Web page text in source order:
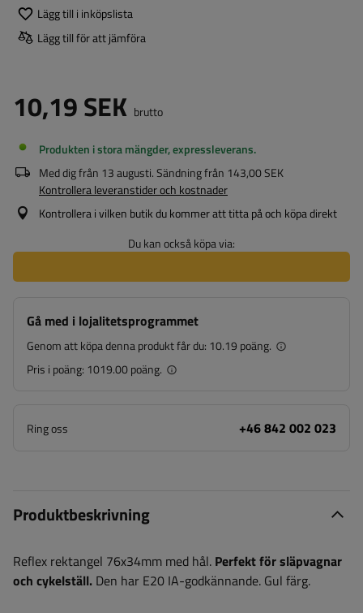
Lägg till i inköpslista
Lägg till för att jämföra
10,19 SEK brutto
Produkten i stora mängder, expressleverans
Med dig från 13 augusti. Sändning från 143,00 SEK
Kontrollera leveranstider och kostnader
Kontrollera i vilken butik du kommer att titta på och köpa direkt
Du kan också köpa via:
Gå med i lojalitetsprogrammet
Genom att köpa denna produkt får du: 10.19 poäng.
Pris i poäng: 1019.00 poäng.
Ring oss +46 842 002 023
Produktbeskrivning
Reflex rektangel 76x34mm med hål. Perfekt för släpvagnar
och cykelställ. Den har E20 IA-godkännande. Gul färg.